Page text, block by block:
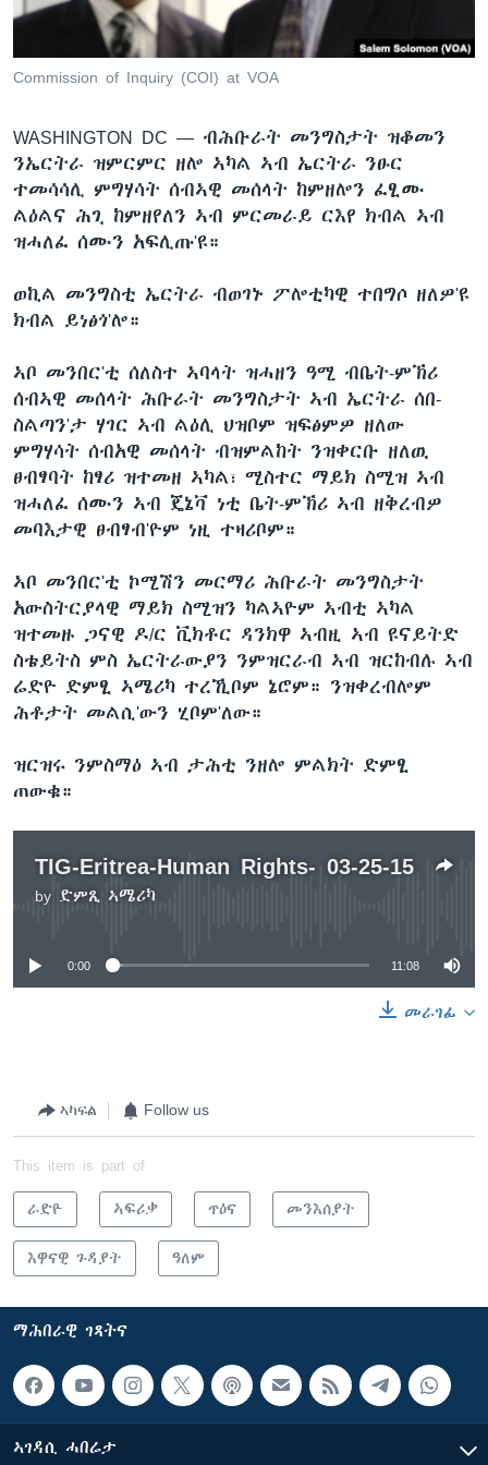
ቂሔ ጽልሚ
ቋንቋታት
Commission of Inquiry (COI) at VOA
WASHINGTON DC — ብሕቡራት መንግስታት ዝቆመን
ንኤርትራ ዝምርምር ዘሎ ኣካል ኣብ ኤርትራ ንፁር
ተመሳሳሊ ምግሃሳት ሰብኣዊ መሰላት ከምዘሎን ፈፂሙ
ልዕልና ሕጊ ከምዘየለን ኣብ ምርመራይ ርእየ ክብል ኣብ
ዝሓለፈ ሰሙን አፍሊጡ'ዩ።
ወኪል መንግስቲ ኤርትራ ብወገኑ ፖሎቲካዊ ተበግሶ ዘለዎ'ዩ
ክብል ይነፅጎ'ሎ።
ኣቦ መንበር'ቲ ሰለስተ ኣባላት ዝሓዘን ዓሚ ብቤት-ምኽሪ
ሰብኣዊ መሰላት ሕቡራት መንግስታት ኣብ ኤርትራ ሰበ-
ስልጣን'ታ ሃገር ኣብ ልዕሊ ህዝቦም ዝፍፅምዎ ዘለው
ምግሃሳት ሰብአዊ መሰላት ብዝምልከት ንዝቀርቡ ዘለዉ
ፀብፃባት ከፃሪ ዝተመዘ ኣካል፣ ሚስተር ማይክ ስሚዝ ኣብ
ዝሓለፈ ሰሙን ኣብ ጄኔቫ ነቲ ቤት-ምኽሪ ኣብ ዘቅረብዎ
መባእታዊ ፀብፃብ'ዮም ነዚ ተዛሪቦም።
ኣቦ መንበር'ቲ ኮሚሽን መርማሪ ሕቡራት መንግስታት
አውስትርያላዊ ማይክ ስሚዝን ካልኣዮም ኣብቲ ኣካል
ዝተመዙ ጋናዊ ዶ/ር ቪክቶር ዳንክዋ ኣብዚ ኣብ ዩናይትድ
ስቴይትስ ምስ ኤርትራውያን ንምዝርራብ ኣብ ዝርከብሉ ኣብ
ሬድዮ ድምፂ ኣሜሪካ ተረኺቦም ኔሮም። ንዝቀረብሎም
ሕቶታት መልሲ'ውን ሂቦም'ለው።
ዝርዝሩ ንምስማዕ ኣብ ታሕቲ ንዘሎ ምልክት ድምፂ
ጠውቁ።
TIG-Eritrea-Human Rights- 03-25-15
by ድምጺ ኣሜሪካ
No media source currently available
0:00 11:08
መራገፊ
ኣካፍል Follow us
This item is part of
ራድዮ ኣፍሪቃ ጥዕና መንእሰያት
እዋናዊ ጉዳያት ዓለም
ማሕበራዊ ገጻትና
ኣገዳሲ ሓበሬታ